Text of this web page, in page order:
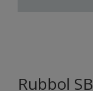
Rubbol SB